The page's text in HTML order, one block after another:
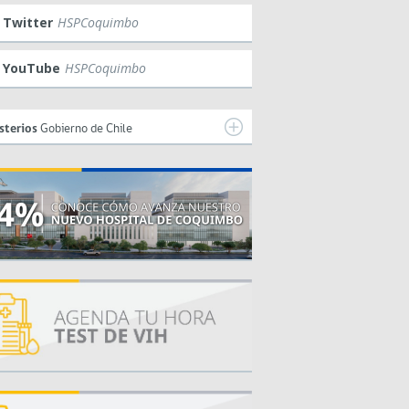
Twitter HSPCoquimbo
YouTube HSPCoquimbo
Gobierno de Chile